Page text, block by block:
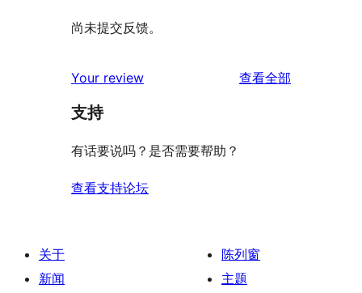
尚未提交反馈。
Your review 查看全部
支持
有话要说吗？是否需要帮助？
查看支持论坛
关于
新闻
陈列窗
主题